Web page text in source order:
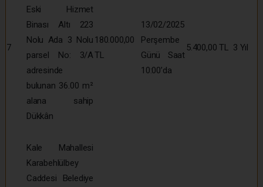
7
Eski Hizmet
Binası Altı 223
Nolu Ada 3 Nolu
parsel No: 3/A
adresinde
bulunan 36.00 m²
alana sahip
Dükkân
180.000,00
TL
13/02/2025
Perşembe
Günü Saat
10:00’da
5.400,00 TL 3 Yıl
Kale Mahallesi
Karabehlülbey
Caddesi Belediye